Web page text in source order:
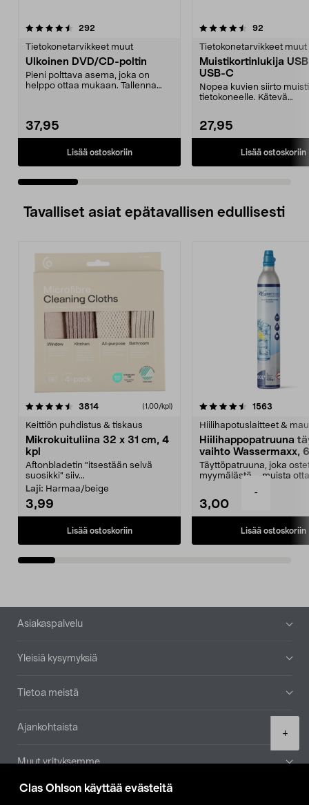
Clas Ohlson käyttää evästeitä
-
+
292
Tietokonetarvikkeet muut
Ulkoinen DVD/CD-poltin
Pieni polttava asema, joka on
helppo ottaa mukaan. Tallenna
37,95
Lisää ostoskoriin
4.5 viidestä
92
Tietokonetarvikkeet muut
Muistikortinlukija
USB-C
Nopea kuvien siirto
tietokoneelle. Kätevä
27,95
Lisää ostoskoriin
4.5 viidestä
Tavalliset asiat epätavallisen edullisesti
3814arvostelut (1,00/kpl)
Keittiön puhdistus & tiskaus
Mikrokuituliina 32 x 31 cm, 4
kpl
Aftonbladetin "itsestään selvä
suosikki" siiv...
Laji: Harmaa/beige
3,99
Lisää ostoskoriin
4.5viidestä
1563
Hiilihapotuslaitteet &
Hiilihappopatruuna
vaihto Wassermaxx,
Täyttöpatruuna, joka
myymälästä – muista
3,00
Lisää ostoskoriin
4.5viidestä
Alatunniste
Asiakaspalvelu
Yleisiä kysymyksiä
Tietoa meistä
Ajankohtaista
Muut yrityksemme
Etsi myymälä